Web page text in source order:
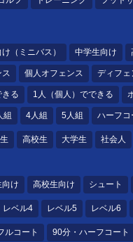
（ミニバス） 中学生向け
ス 個人オフェンス ディフェ
る 1人（個人）でできる
組 4人組 5人組 ハーフコ
高校生 大学生 社会人
向け 高校生向け シュート
レベル4 レベル5 レベル6
ルコート 90分・ハーフコート